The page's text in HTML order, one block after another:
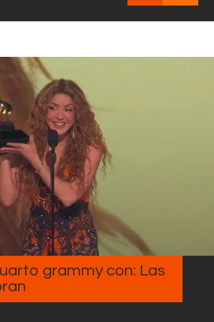
grammy con: Las